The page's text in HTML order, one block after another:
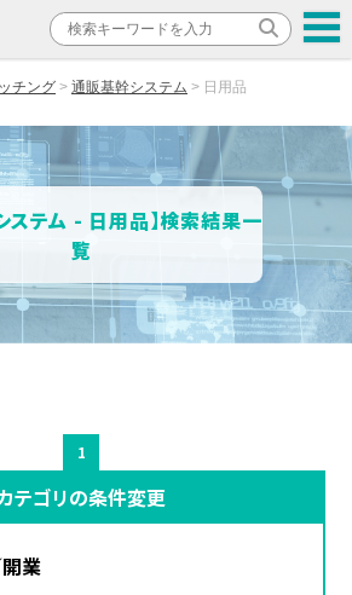
チング 通販基幹システム 日用品
ステム - 日用品】検索結果一
覧
1
テゴリの条件変更
業